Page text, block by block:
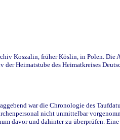
Koszalin, früher Köslin, in Polen.
Heimatstube des Heimatkreises
war die Chronologie des
nicht unmittelbar
davor und dahinter zu überprüfen.